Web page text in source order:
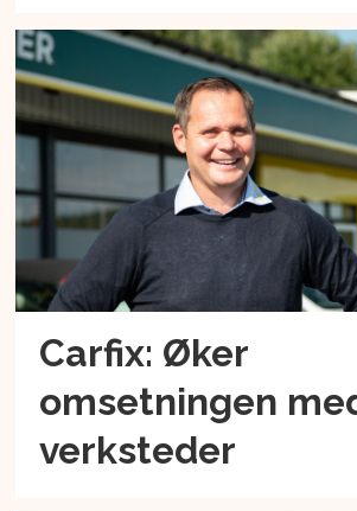
Carfix: Øker
omsetningen
verksteder